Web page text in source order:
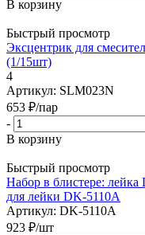
В корзину
Быстрый просмотр
Эксцентрик для
(1/15шт)
4
Артикул: SLM023N
653 ₽/пар
-
В корзину
Быстрый просмотр
Набор в блистере:
для лейки DK-5110A
Артикул: DK-5110A
923 ₽/шт